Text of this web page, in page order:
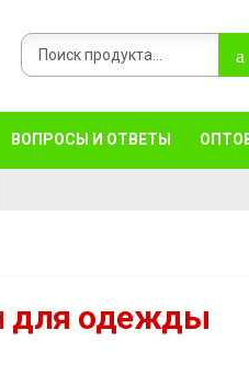
ВОПРОСЫ И ОТВЕТЫ
для одежды